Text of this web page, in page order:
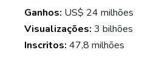
Ganhos: US$ 24 milhões
Visualizações: 3 bilhões
Inscritos: 47,8 milhões